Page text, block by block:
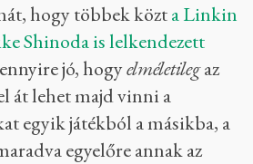
hogy többek közta Linkin
Shinoda is lelkendezett
jó, hogyelméletilegaz
át lehet majd vinni a
egyik játékból a másikba, a
egyelőre annak az